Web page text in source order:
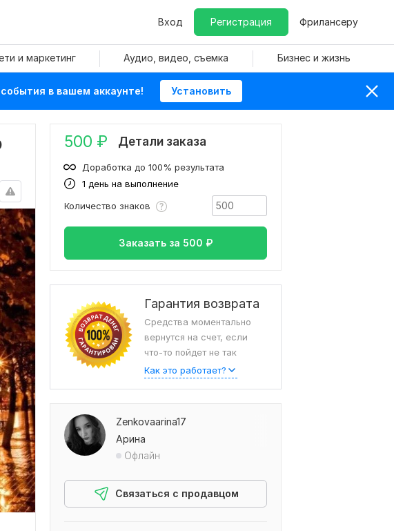
Вход Регистрация Фрилансеру
и маркетинг Аудио, видео, съемка Бизнес и жизнь
в вашем аккаунте! Установить
500 ₽ Детали заказа
1 день на выполнение
Доработка до 100% результата
Количество знаков
Заказать за 500 ₽
Гарантия возврата
Средства моментально
вернутся на счет, если
что-то пойдет не так
Как это работает?
Zenkovaarina17
Арина
Офлайн
Связаться с продавцом